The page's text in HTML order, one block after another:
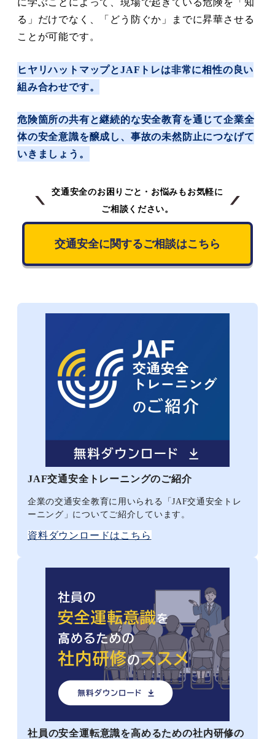
に学ぶことによって、現場で起きている危険を「知
る」だけでなく、「どう防ぐか」までに昇華させる
ことが可能です。
ヒヤリハットマップとJAFトレは非常に相性の良い
組み合わせです。
危険箇所の共有と継続的な安全教育を通じて企業全
体の安全意識を醸成し、事故の未然防止につなげて
いきましょう。
交通安全のお困りごと・お悩みもお気軽に
ご相談ください。
交通安全に関するご相談はこちら
JAF交通安全トレーニングのご紹介
企業の交通安全教育に用いられる「JAF交通安全トレ
ーニング」についてご紹介しています。
資料ダウンロードはこちら
社員の安全運転意識を高めるための社内研修の